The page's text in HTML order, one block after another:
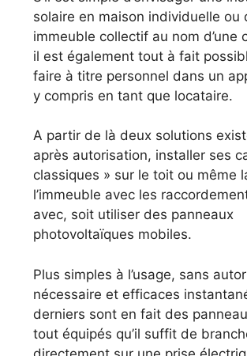
solaire en maison individuelle ou
immeuble collectif au nom d’une
il est également tout à fait
faire à titre personnel dans un
y compris en tant que locataire.
A partir de là deux solutions
après autorisation, installer ses
classiques » sur le toit ou même
l’immeuble avec les
avec, soit utiliser des panneaux
photovoltaïques mobiles.
Plus simples à l’usage, sans
nécessaire et efficaces
derniers sont en fait des
tout équipés qu’il suffit de